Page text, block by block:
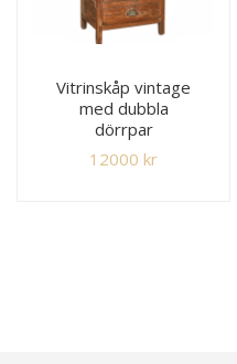
Vitrinskåp vintage
med dubbla
dörrpar
12000 kr